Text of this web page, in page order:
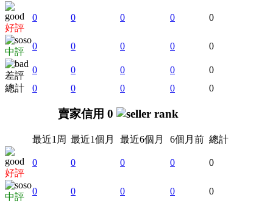
好評
0 0 0 0 0
中評
0 0 0 0 0
差評
0 0 0 0
0
總計
0 0 0 0 0
賣家信用 0
最近1周 最近1個月 最近6個月 6個月前 總計
好評
0 0 0 0 0
中評
0 0 0 0 0